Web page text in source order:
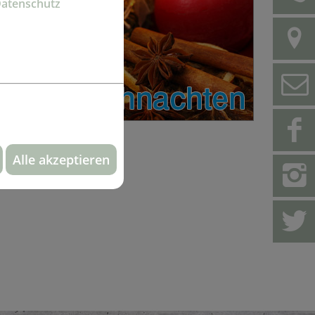
Alle akzeptieren